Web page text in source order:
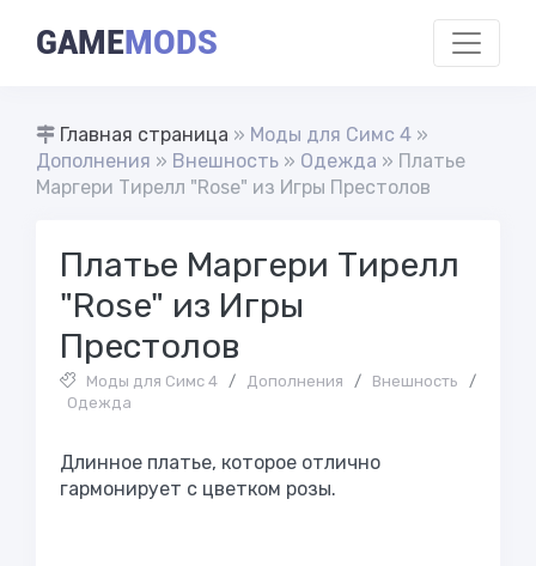
GAMEMODS
Главная страница » Моды для Симс 4 »
Дополнения » Внешность » Одежда » Платье
Маргери Тирелл "Rose" из Игры Престолов
Платье Маргери Тирелл
"Rose" из Игры
Престолов
Моды для Симс 4 / Дополнения / Внешность
/
Одежда
Длинное платье, которое отлично
гармонирует с цветком розы.